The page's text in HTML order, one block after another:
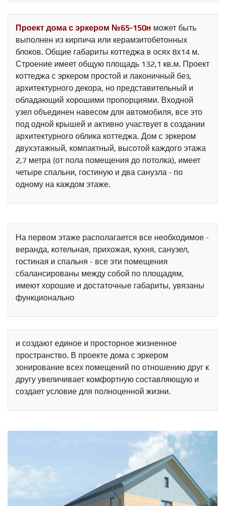
Проект дома с эркером №65-150н может быть
выполнен из кирпича или керамзитобетонных
блоков. Общие габариты коттеджа в осях 8х14 м.
Строение имеет общую площадь 132,1 кв.м. Проект
коттеджа с эркером простой и лаконичный без,
архитектурного декора, но представительный и
обладающий хорошими пропорциями. Входной
узел объединен навесом для автомобиля, все это
под одной крышей и активно участвует в создании
архитектурного облика коттеджа. Дом с эркером
двухэтажный, компактный, высотой каждого этажа
2,7 метра (от пола помещения до потолка), имеет
четыре спальни, гостиную и два санузла - по
одному на каждом этаже.
На первом этаже располагается все необходимое -
веранда, котельная, прихожая, кухня, санузел,
гостиная и спальня - все эти помещения
сбалансированы между собой по площадям,
имеют хорошие и достаточные габариты, увязаны
функционально
и создают единое и просторное жизненное
пространство. В проекте дома с эркером
зонирование всех помещений по отношению друг к
другу увеличивает комфортную составляющую и
создает условие для полноценной жизни.